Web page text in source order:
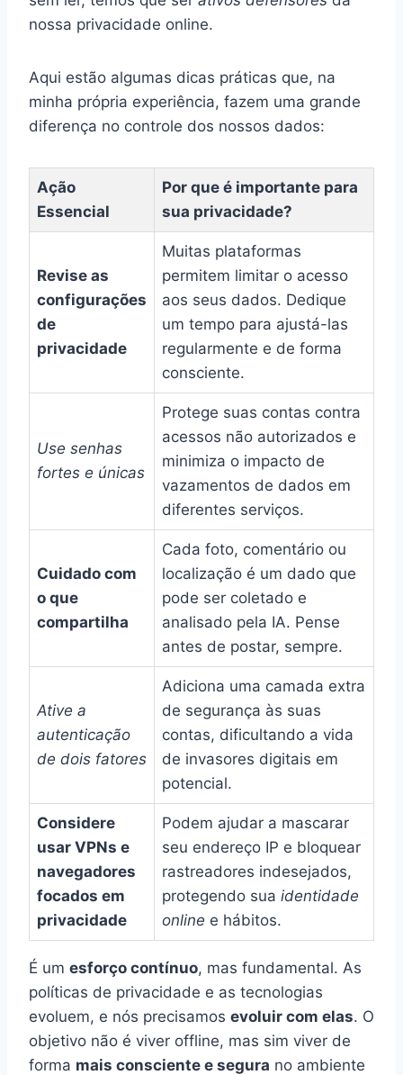
nossa privacidade online.
Aqui estão algumas dicas práticas que, na
minha própria experiência, fazem uma grande
diferença no controle dos nossos dados:
Ação
Essencial
Por que é importante para
sua privacidade?
Revise as
configurações
de
privacidade
Muitas plataformas
permitem limitar o acesso
aos seus dados. Dedique
um tempo para ajustá-las
regularmente e de forma
consciente.
Use senhas
fortes e únicas
Protege suas contas contra
acessos não autorizados e
minimiza o impacto de
vazamentos de dados em
diferentes serviços.
Cuidado com
o que
compartilha
Cada foto, comentário ou
localização é um dado que
pode ser coletado e
analisado pela IA. Pense
antes de postar, sempre.
Ative a
autenticação
de dois fatores
Adiciona uma camada extra
de segurança às suas
contas, dificultando a vida
de invasores digitais em
potencial.
Considere
usar VPNs e
navegadores
focados em
privacidade
Podem ajudar a mascarar
seu endereço IP e bloquear
rastreadores indesejados,
protegendo sua identidade
online e hábitos.
É um esforço contínuo, mas fundamental. As
políticas de privacidade e as tecnologias
evoluem, e nós precisamos evoluir com elas. O
objetivo não é viver offline, mas sim viver de
forma mais consciente e segura no ambiente